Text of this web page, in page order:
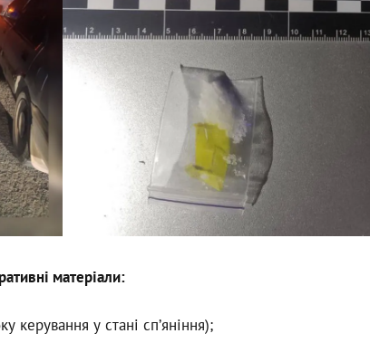
матеріали:
керування у стані сп’яніння);